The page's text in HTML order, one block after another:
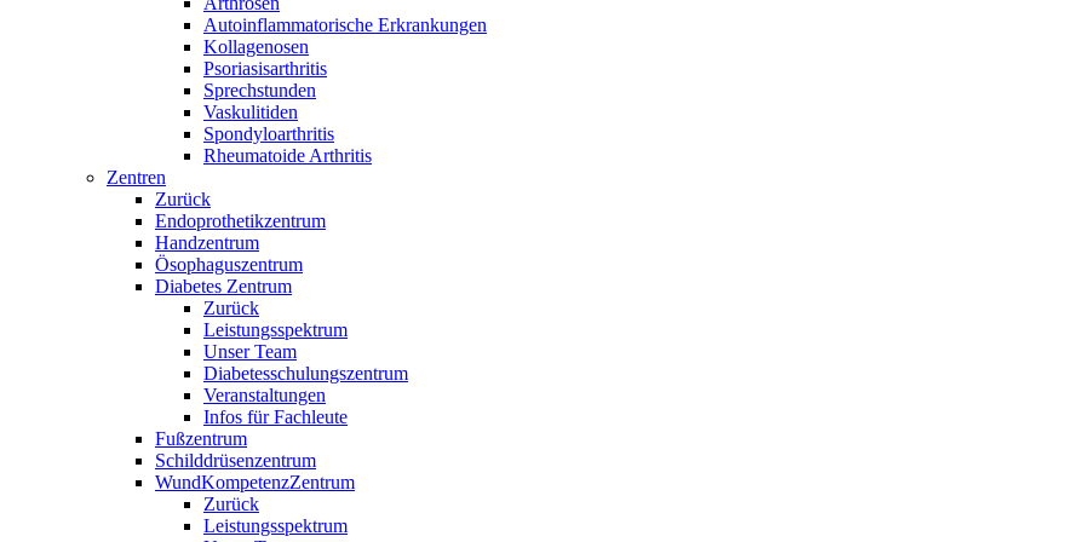
Autoinflammatorische Erkrankungen
Kollagenosen
Psoriasisarthritis
Sprechstunden
Vaskulitiden
Spondyloarthritis
Rheumatoide Arthritis
Zentren
Zurück
Endoprothetikzentrum
Handzentrum
Ösophaguszentrum
Diabetes Zentrum
Zurück
Leistungsspektrum
Unser Team
Diabetesschulungszentrum
Veranstaltungen
Infos für Fachleute
Fußzentrum
Schilddrüsenzentrum
WundKompetenzZentrum
Zurück
Leistungsspektrum